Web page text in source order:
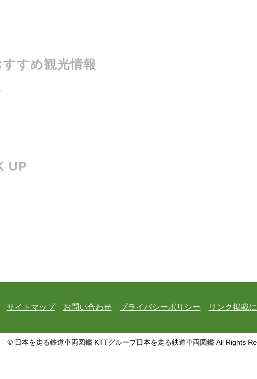
すめ観光情報
UP
サイトマップ お問い合わせ プライバシーポリシー リンク掲載
© 日本を走る鉄道車両図鑑 KTTグループ日本を走る鉄道車両図鑑 All Rights